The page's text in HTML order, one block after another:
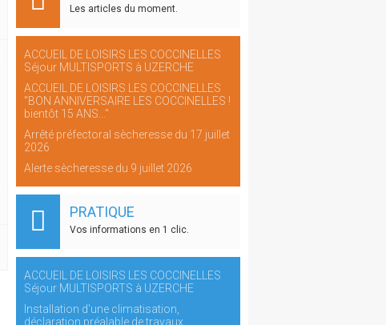
Les articles du moment.
ACCUEIL DE LOISIRS LES COCCINELLES
Séjour MULTISPORTS à UZERCHE
ACCUEIL DE LOISIRS LES COCCINELLES
"BON ANNIVERSAIRE LES COCCINELLES !
bientôt 15 ANS..."
Arrêté préfectoral sècheresse du 17 juillet
2026
Alerte sècheresse du 9 juillet 2026
PRATIQUE
Vos informations en 1 clic.
ACCUEIL DE LOISIRS LES COCCINELLES
Séjour MULTISPORTS à UZERCHE
Installation d'une climatisation,
déclaration préalable de travaux